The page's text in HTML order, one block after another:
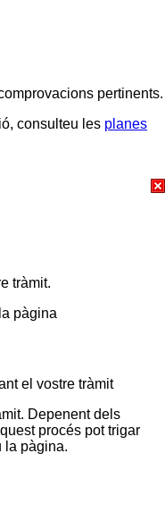
pertinents.
consulteu les planes
tràmit.
pàgina
el vostre tràmit
Depenent dels
procés pot trigar
la pàgina.